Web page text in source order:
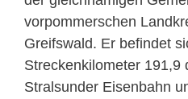
vorpommerschen
Greifswald. Er befindet
Streckenkilometer 191,9
Stralsunder Eisenbahn